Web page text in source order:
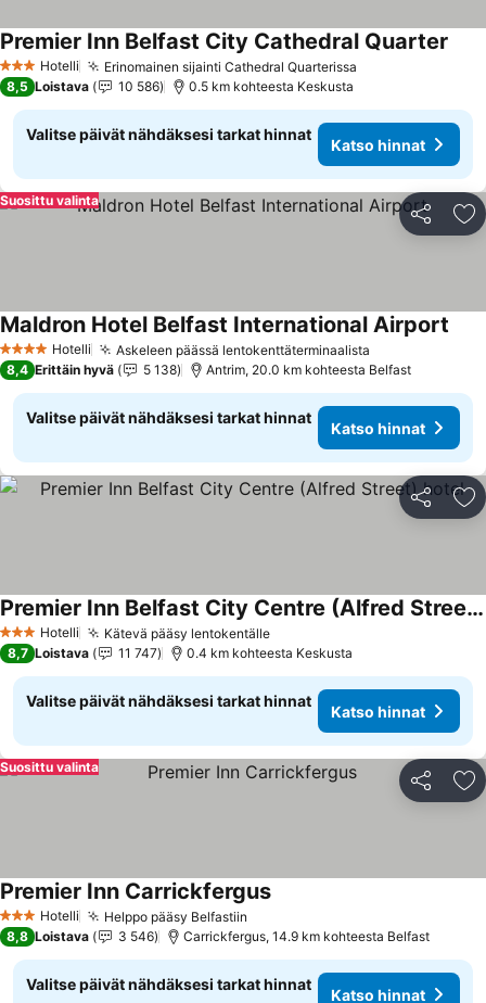
3 Tähtiluokitus
Hotelli Erinomainen sijainti Cathedral Quarterissa
Premier Inn Belfast City Cathedral Quarter
8,5 Loistava 10 586 0.5 km kohteesta Keskusta
Valitse päivät nähdäksesi tarkat hinnat
Katso hinnat
Jaa
Suosittu valinta
4 Tähtiluokitus
Hotelli Askeleen päässä lentokenttäterminaalista
Maldron Hotel Belfast International Airport
8,4 Erittäin hyvä 5 138 Antrim, 20.0 km kohteesta Belfast
Valitse päivät nähdäksesi tarkat hinnat
Katso hinnat
Jaa
3 Tähtiluokitus
Hotelli Kätevä pääsy lentokentälleKatso hinnat
Premier Inn Belfast City Centre (Alfred Street) hotel
Katso hinnat
8,7 Loistava 11 747 0.4 km kohteesta Keskusta
Valitse päivät nähdäksesi tarkat hinnat
Katso hinnat
Jaa
Suosittu valinta
3 Tähtiluokitus
Hotelli Helppo pääsy Belfastiin
Premier Inn CarrickfergusKatso hinnat
8,8 Loistava 3 546 Carrickfergus, 14.9 km kohteesta Belfast
Valitse päivät nähdäksesi tarkat hinnat
Katso hinnat